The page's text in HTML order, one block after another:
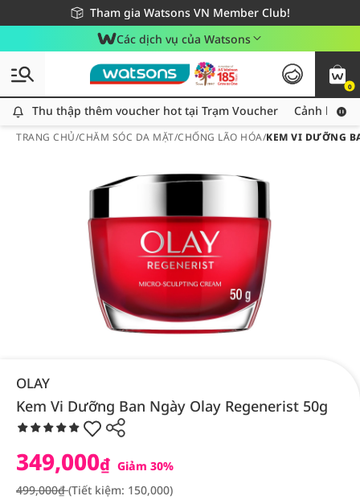
Tham gia Watsons VN Member Club!
Miễn phí giao hàng cho đơn hàng từ 249,000Đ
Giao hàng nhanh 24h - Áp dụng khu vực TP. Hồ Chí Minh
Các dịch vụ của Watsons
0
Thu thập thêm voucher hot tại Trạm Voucher
Thu thập thêm voucher hot tại Trạm Voucher Cảnh báo
TRANG CHỦ/CHĂM SÓC DA MẶT/CHỐNG LÃO HÓA/KEM VI DƯỠNG
OLAY
Kem Vi Dưỡng Ban Ngày Olay Regenerist 50g
349,000₫ Giảm 30%
499,000₫(Tiết kiệm: 150,000)